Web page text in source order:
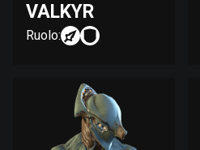
VALKYR
Ruolo: